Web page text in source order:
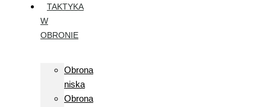
TAKTYKA
W
OBRONIE
Obrona
niska
Obrona